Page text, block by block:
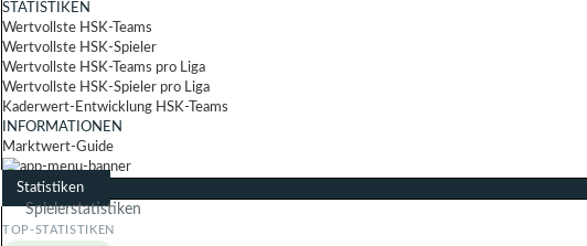
STATISTIKEN
Wertvollste HSK-Teams
Wertvollste HSK-Spieler
Wertvollste HSK-Teams pro Liga
Wertvollste HSK-Spieler pro Liga
Kaderwert-Entwicklung HSK-Teams
INFORMATIONEN
Marktwert-Guide
Statistiken
Spielerstatistiken